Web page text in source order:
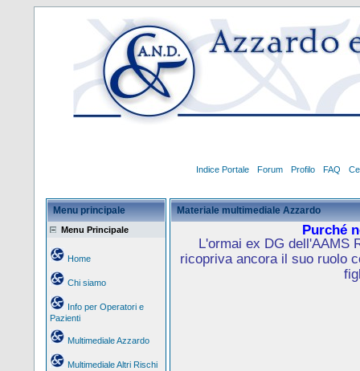
Indice Portale Forum Profilo FAQ
Menu principale
Menu Principale
Home
Chi siamo
Info per Operatori e
Pazienti
Multimediale Azzardo
Multimediale Altri Rischi
Materiale multimediale Azzardo
Purché
L'ormai ex DG dell'AAMS
ricopriva ancora il suo ruolo